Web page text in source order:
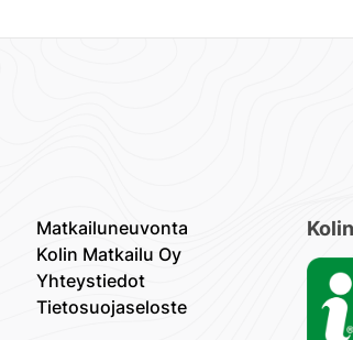
Matkailuneuvonta
Kolin Matkailu Oy
Yhteystiedot
Tietosuojaseloste